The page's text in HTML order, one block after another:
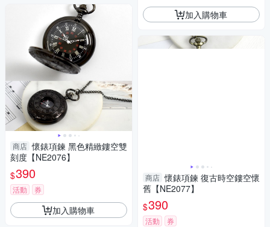
商店 懷錶項鍊 黑色精緻鏤空雙
刻度【NE2076】
$390
活動 券
加入購物車
加入購物車
商店 懷錶項鍊 復古時空鏤空懷
舊【NE2077】
$390
活動 券